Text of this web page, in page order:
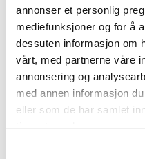
annonser et personlig
mediefunksjoner og for å
dessuten informasjon om
vårt, med partnerne våre
annonsering og
med annen informasjon
eller som de har samlet